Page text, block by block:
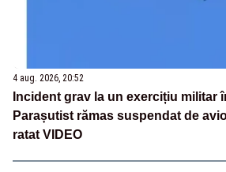
4 aug. 2026, 20:52
Incident grav la un exercițiu militar
Parașutist rămas suspendat de
ratat VIDEO